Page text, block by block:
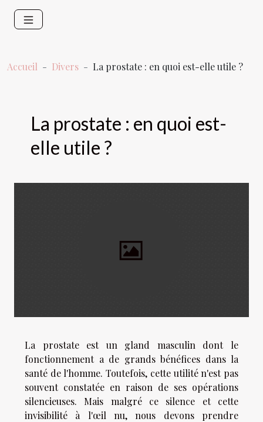
Accueil Divers La prostate : en quoi est-elle utile ?
La prostate : en quoi est-
elle utile ?
La prostate est un gland masculin dont le
fonctionnement a de grands bénéfices dans la
santé de l'homme. Toutefois, cette utilité n'est pas
souvent constatée en raison de ses opérations
silencieuses. Mais malgré ce silence et cette
invisibilité à l'œil nu, nous devons prendre